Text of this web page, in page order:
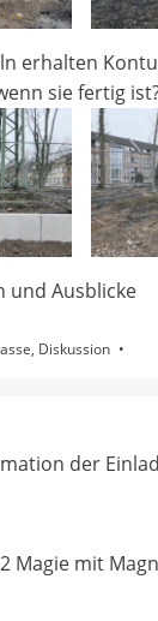
erhalten
sie fertig
und Ausblicke
, Diskussion
der
Magie mit